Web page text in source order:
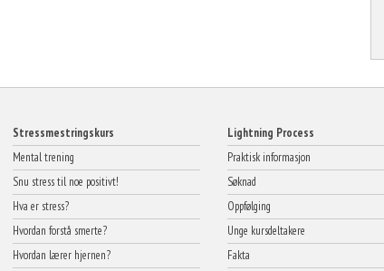
Stressmestringskurs
Mental trening
Snu stress til noe positivt!
Hva er stress?
Hvordan forstå smerte?
Hvordan lærer hjernen?
Lightning Process
Praktisk informasjon
Søknad
Oppfølging
Unge kursdeltakere
Fakta